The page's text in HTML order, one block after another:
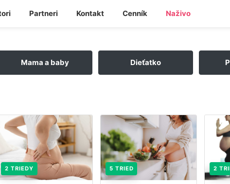
Partneri Kontakt Cenník Naživo
Mama a baby Dieťatko
2 TRIEDY 5 TRIED 2